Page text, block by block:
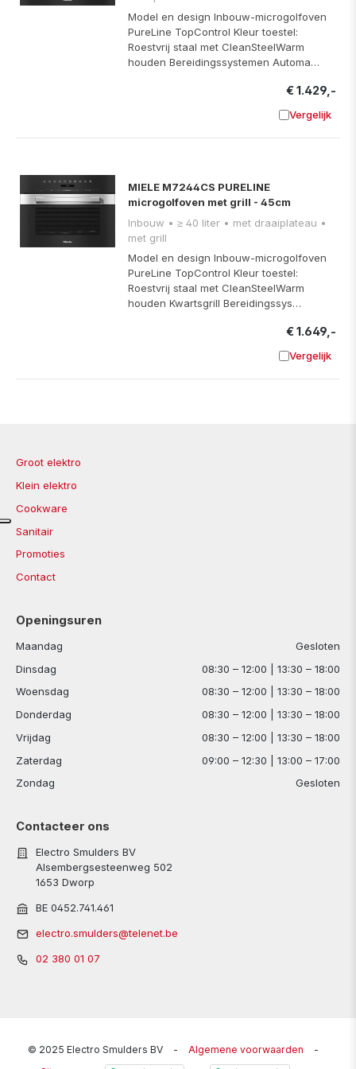
Model en design Inbouw-microgolfoven
PureLine TopControl Kleur toestel:
Roestvrij staal met CleanSteelWarm
houden Bereidingssystemen Automa…
€ 1.429,-
Vergelijk
MIELE M7244CS PURELINE
microgolfoven met grill - 45cm
Inbouw • ≥ 40 liter • met draaiplateau •
met grill
Model en design Inbouw-microgolfoven
PureLine TopControl Kleur toestel:
Roestvrij staal met CleanSteelWarm
houden Kwartsgrill Bereidingssys…
€ 1.649,-
Vergelijk
Groot elektro
Klein elektro
Cookware
Sanitair
Promoties
Contact
Openingsuren
Maandag
Gesloten
Dinsdag
08:30 – 12:00 | 13:30 – 18:00
Woensdag
08:30 – 12:00 | 13:30 – 18:00
Donderdag
08:30 – 12:00 | 13:30 – 18:00
Vrijdag
08:30 – 12:00 | 13:30 – 18:00
Zaterdag
09:00 – 12:30 | 13:00 – 17:00
Zondag
Gesloten
Contacteer ons
Electro Smulders BV
Alsembergsesteenweg 502
1653 Dworp
BE 0452.741.461
electro.smulders@telenet.be
02 380 01 07
© 2025 Electro Smulders BV - Algemene voorwaarden
-